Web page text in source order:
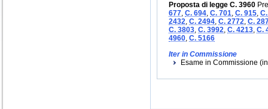
Proposta di legge C. 3960
677, C. 694, C. 701, C. 915,
2432, C. 2494, C. 2772, C.
C. 3803, C. 3992, C. 4213, C.
4960, C. 5166
Iter in Commissione
Esame in Commissione